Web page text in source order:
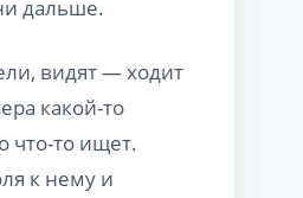
дальше.
видят — ходит
какой-то
что-то ищет.
к нему и